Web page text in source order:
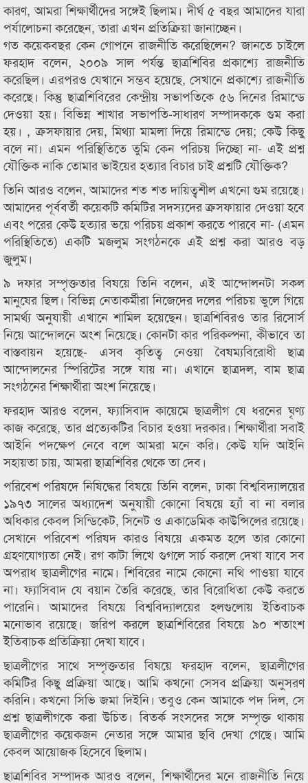
কারণ, আমরা শিক্ষার্থীদের সঙ্গেই ছিলাম। দীর্ঘ ৫ বছর আমাদের যারা
পর্যালোচনা করেছেন, তারা এখন প্রতিক্রিয়া জানাচ্ছেন।
গত কয়েকবছর কেন গোপনে রাজনীতি করেছিলেন? জানতে চাইলে
ফরহাদ বলেন, ২০০৯ সাল পর্যন্ত ছাত্রশিবির প্রকাশ্যে রাজনীতি
করেছিল। এরপরও যেখানে সম্ভব হয়েছে, সেখানে প্রকাশ্যে রাজনীতি
করেছে। কিন্তু ছাত্রশিবিরের কেন্দ্রীয় সভাপতিকে ৫৬ দিনের রিমান্ডে
দেওয়া হয়। বিভিন্ন শাখার সভাপতি-সাধারণ সম্পাদককে গুম করা
হয়। , ক্রসফায়ার দেয়, মিথ্যা মামলা দিয়ে রিমান্ডে দেয়; কেউ কিছু
বলে না। এমন পরিস্থিতিতে তুমি কেন পরিচয় দিচ্ছো না- এই প্রশ্ন
যৌক্তিক নাকি তোমার ভাইয়ের হত্যার বিচার চাই প্রশ্নটি যৌক্তিক?
তিনি আরও বলেন, আমাদের শত শত দায়িত্বশীল এখনো গুম রয়েছে।
আমাদের পূর্ববর্তী কয়েকটি কমিটির সদস্যদের ক্রসফায়ার দেওয়া হবে
এবং পরের কেউ হত্যার ভয়ে পরিচয় প্রকাশ করতে পারবে না- (এমন
পরিস্থিতিতে) একটি মজলুম সংগঠনকে এই প্রশ্ন করা আরও বড়
জুলুম।
৯ দফার সম্পৃক্ততার বিষয়ে তিনি বলেন, এই আন্দোলনটা সকল
মানুষের ছিল। বিভিন্ন নেতাকর্মীরা নিজেদের দলের পরিচয় ভুলে গিয়ে
সামর্থ্য অনুযায়ী এখানে শামিল হয়েছেন। ছাত্রশিবিরও তার রিসোর্স
নিয়ে আন্দোলনে অংশ নিয়েছে। কোনটা কার পরিকল্পনা, কীভাবে তা
বাস্তবায়ন হয়েছে- এসব কৃতিত্ব নেওয়া বৈষম্যবিরোধী ছাত্র
আন্দোলনের স্পিরিটের সঙ্গে যায় না। এখানে ছাত্রদল, বাম ছাত্র
সংগঠনের শিক্ষার্থীরা অংশ নিয়েছে।
ফরহাদ আরও বলেন, ফ্যাসিবাদ কায়েমে ছাত্রলীগ যে ধরনের ঘৃণ্য
কাজ করেছে, তার প্রত্যেকটির বিচার হওয়া দরকার। শিক্ষার্থীরা সবাই
আইনি পদক্ষেপ নেবে বলে আমরা মনে করি। কেউ যদি আইনি
সহায়তা চায়, আমরা ছাত্রশিবির থেকে তা দেব।
পরিবেশ পরিষদে নিষিদ্ধের বিষয়ে তিনি বলেন, ঢাকা বিশ্ববিদ্যালয়ের
১৯৭৩ সালের অধ্যাদেশ অনুযায়ী কোনো বিষয়ে হ্যাঁ বা না বলার
অধিকার কেবল সিন্ডিকেট, সিনেট ও একাডেমিক কাউন্সিলের রয়েছে।
সেখানে পরিবেশ পরিষদ কারও বিষয়ে একমত হলে তার কোনো
গ্রহণযোগ্যতা নেই। রগ কাটা লিখে গুগলে সার্চ করলে দেখা যাবে সব
অপরাধ ছাত্রলীগের নামে। শিবিরের নামে কোনো নথি পাওয়া যাবে
না। ফ্যাসিবাদ যে বয়ান তৈরি করেছে, তার বিরোধিতা কেউ করতে
পারেনি। আমাদের বিষয়ে বিশ্ববিদ্যালয়ের হলগুলোয় ইতিবাচক
মনোভাব রয়েছে। জরিপ করলে ছাত্রশিবিরের বিষয়ে ৯০ শতাংশ
ইতিবাচক প্রতিক্রিয়া দেখা যাবে।
ছাত্রলীগের সাথে সম্পৃক্ততার বিষয়ে ফরহাদ বলেন, ছাত্রলীগের
কমিটির কিছু প্রক্রিয়া আছে। আমি কখনো সেসব প্রক্রিয়া অনুসরণ
করিনি। কখনো সিভি জমা দিইনি। তবুও কেন আমাকে পদ দিল, সে
প্রশ্ন ছাত্রলীগকে করা উচিত। বিতর্ক সংসদের সঙ্গে সম্পৃক্ত থাকায়
ছাত্রলীগের কয়েকজন নেতার সঙ্গে আমার ছবি দেখা গেছে। আমি
কেবল আয়োজক হিসেবে ছিলাম।
ছাত্রশিবির সম্পাদক আরও বলেন, শিক্ষার্থীদের মনে রাজনীতি নিয়ে